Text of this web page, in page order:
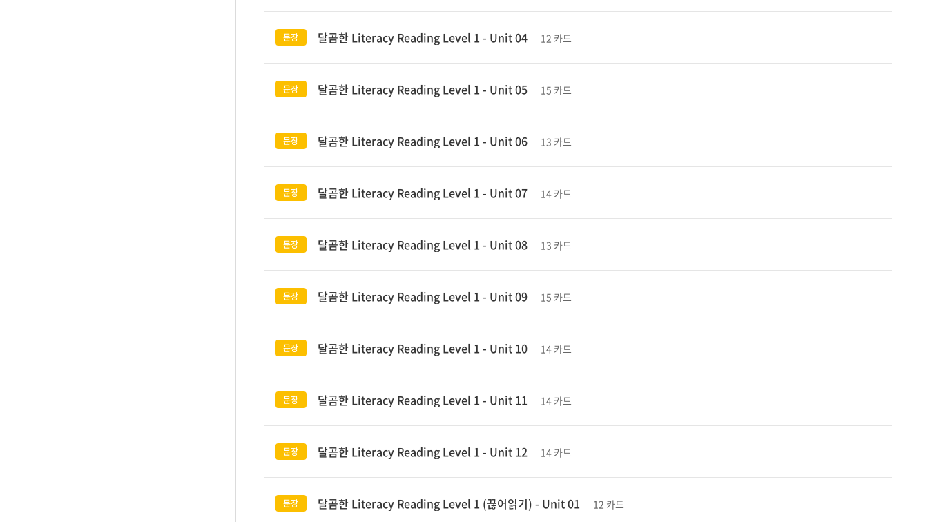
달곰한 Literacy Reading Level 1 - Unit 04 12 카드
달곰한 Literacy Reading Level 1 - Unit 05 15 카드
달곰한 Literacy Reading Level 1 - Unit 06 13 카드
달곰한 Literacy Reading Level 1 - Unit 07 14 카드
달곰한 Literacy Reading Level 1 - Unit 08 13 카드
달곰한 Literacy Reading Level 1 - Unit 09 15 카드
달곰한 Literacy Reading Level 1 - Unit 10 14 카드
달곰한 Literacy Reading Level 1 - Unit 11 14 카드
달곰한 Literacy Reading Level 1 - Unit 12 14 카드
달곰한 Literacy Reading Level 1 (끊어읽기) - Unit 01 12 카드